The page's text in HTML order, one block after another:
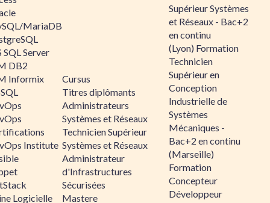
MariaDB
SQL Server
DB2
Informix
Institute
Logicielle
Cursus
Titres diplômants
Administrateurs
Systèmes et Réseaux
Technicien Supérieur
Systèmes et Réseaux
Administrateur
d'Infrastructures
Sécurisées
Mastere
Supérieur Systèmes
et Réseaux - Bac+2
en continu
(Lyon) Formation
Technicien
Supérieur en
Conception
Industrielle de
Systèmes
Mécaniques -
Bac+2 en continu
(Marseille)
Formation
Concepteur
Développeur